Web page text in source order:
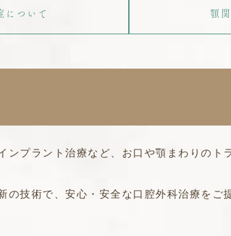
について 顎
プラント治療など、お口や顎まわりのト
技術で、安心・安全な口腔外科治療をご